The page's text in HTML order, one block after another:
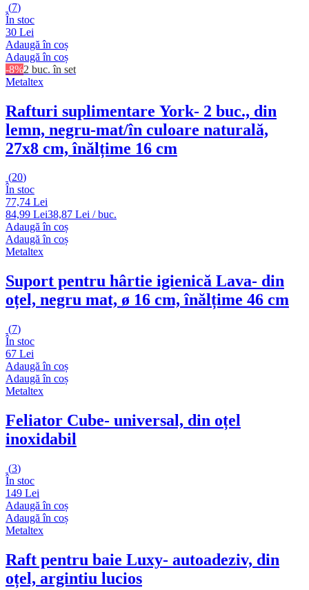
(7)
În stoc
30 Lei
Adaugă în coș
Adaugă în coș
-8%2 buc. în set
Metaltex
Rafturi suplimentare York- 2 buc., din
lemn, negru-mat/în culoare naturală,
27x8 cm, înălțime 16 cm
(20)
În stoc
77,74 Lei
84,99 Lei38,87 Lei / buc.
Adaugă în coș
Adaugă în coș
Metaltex
Suport pentru hârtie igienică Lava- din
oțel, negru mat, ø 16 cm, înălțime 46 cm
(7)
În stoc
67 Lei
Adaugă în coș
Adaugă în coș
Metaltex
Feliator Cube- universal, din oțel
inoxidabil
(3)
În stoc
149 Lei
Adaugă în coș
Adaugă în coș
Metaltex
Raft pentru baie Luxy- autoadeziv, din
oțel, argintiu lucios